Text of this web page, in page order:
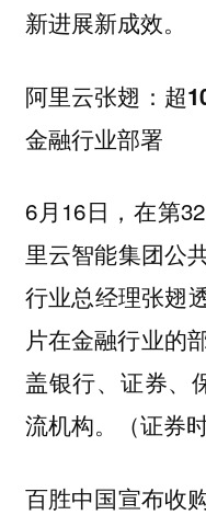
新进展新成效。
阿里云张翅：超
金融行业部署
6月16日，在第
里云智能集团公
行业总经理张翅
片在金融行业的
盖银行、证券、
流机构。（证券时
百胜中国宣布收